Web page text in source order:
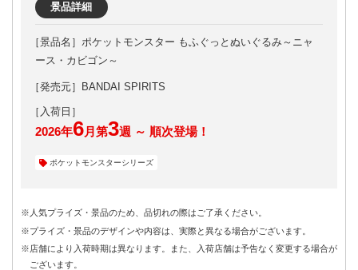
景品詳細
ポケットモンスター もふぐっとぬいぐるみ～ニャ
ース・カビゴン～
［発売元］BANDAI SPIRITS
2026年6月第3週 ～ 順次登場！
ポケットモンスターシリーズ
※人気プライズ・景品のため、品切れの際はご了承ください。
※プライズ・景品のデザインや内容は、実際と異なる場合がございます。
※店舗により入荷時期は異なります。また、入荷店舗は予告なく変更する場合が
ございます。